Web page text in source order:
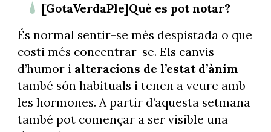
[GotaVerdaPle]Què es pot notar?
És normal sentir-se més despistada o que
costi més concentrar-se. Els canvis
d’humor i alteracions de l’estat d’ànim
també són habituals i tenen a veure amb
les hormones. A partir d’aquesta setmana
també pot començar a ser visible una